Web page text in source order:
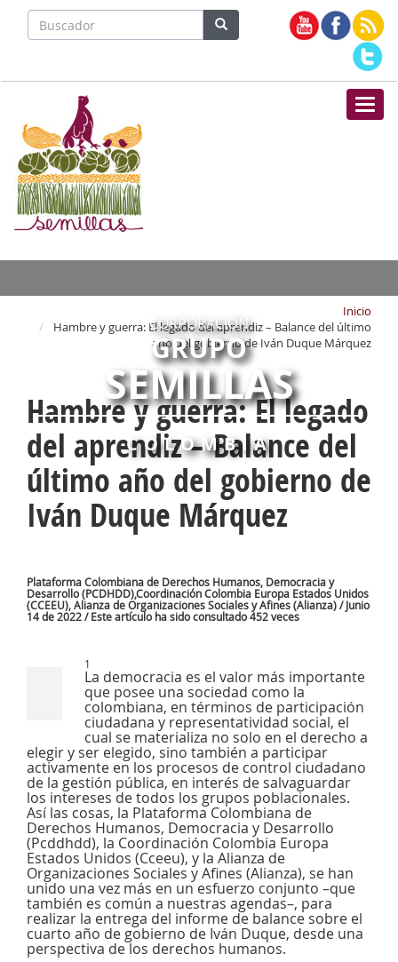
CORPORACIÓN
GRUPO
SEMILLAS
COLOMBIA
Inicio
Hambre y guerra: El legado del aprendiz – Balance del último
año del gobierno de Iván Duque Márquez
Hambre y guerra: El legado
del aprendiz – Balance del
último año del gobierno de
Iván Duque Márquez
Plataforma Colombiana de Derechos Humanos, Democracia y
Desarrollo (PCDHDD),Coordinación Colombia Europa Estados Unidos
(CCEEU), Alianza de Organizaciones Sociales y Afines (Alianza) / Junio
14 de 2022 / Este artículo ha sido consultado 452 veces
1
La democracia es el valor más importante
que posee una sociedad como la
colombiana, en términos de participación
ciudadana y representatividad social, el
cual se materializa no solo en el derecho a
elegir y ser elegido, sino también a participar
activamente en los procesos de control ciudadano
de la gestión pública, en interés de salvaguardar
los intereses de todos los grupos poblacionales.
Así las cosas, la Plataforma Colombiana de
Derechos Humanos, Democracia y Desarrollo
(Pcddhdd), la Coordinación Colombia Europa
Estados Unidos (Cceeu), y la Alianza de
Organizaciones Sociales y Afines (Alianza), se han
unido una vez más en un esfuerzo conjunto –que
también es común a nuestras agendas–, para
realizar la entrega del informe de balance sobre el
cuarto año de gobierno de Iván Duque, desde una
perspectiva de los derechos humanos.